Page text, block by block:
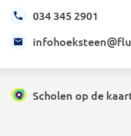
034 345 2901
Scholen op de